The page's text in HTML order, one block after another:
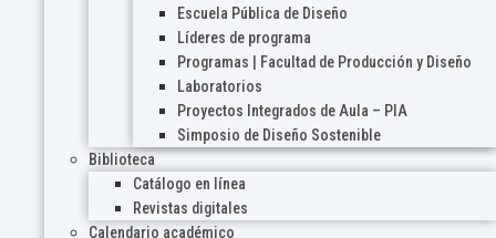
Escuela Pública de Diseño
Líderes de programa
Programas | Facultad de Producción y Diseño
Laboratorios
Proyectos Integrados de Aula – PIA
Simposio de Diseño Sostenible
Biblioteca
Catálogo en línea
Revistas digitales
Calendario académico